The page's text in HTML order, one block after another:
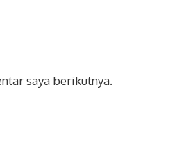
saya berikutnya.